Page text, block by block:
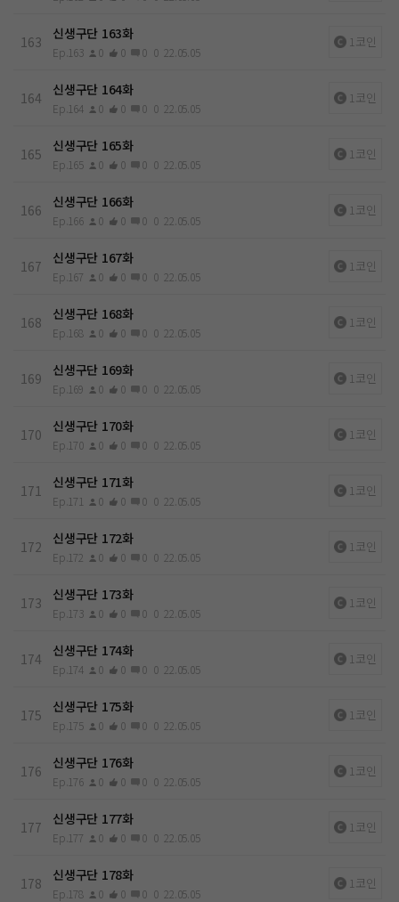
163 신생구단 163화
Ep.163 0 0 0 0 22.05.05
1코인
164 신생구단 164화
Ep.164 0 0 0 0 22.05.05
1코인
165 신생구단 165화
Ep.165 0 0 0 0 22.05.05
1코인
166 신생구단 166화
Ep.166 0 0 0 0 22.05.05
1코인
167 신생구단 167화
Ep.167 0 0 0 0 22.05.05
1코인
168 신생구단 168화
Ep.168 0 0 0 0 22.05.05
1코인
169 신생구단 169화
Ep.169 0 0 0 0 22.05.05
1코인
170 신생구단 170화
Ep.170 0 0 0 0 22.05.05
1코인
171 신생구단 171화
Ep.171 0 0 0 0 22.05.05
1코인
172 신생구단 172화
Ep.172 0 0 0 0 22.05.05
1코인
173 신생구단 173화
Ep.173 0 0 0 0 22.05.05
1코인
174 신생구단 174화
Ep.174 0 0 0 0 22.05.05
1코인
175 신생구단 175화
Ep.175 0 0 0 0 22.05.05
1코인
176 신생구단 176화
Ep.176 0 0 0 0 22.05.05
1코인
177 신생구단 177화
Ep.177 0 0 0 0 22.05.05
1코인
178 신생구단 178화
Ep.178 0 0 0 0 22.05.05
1코인